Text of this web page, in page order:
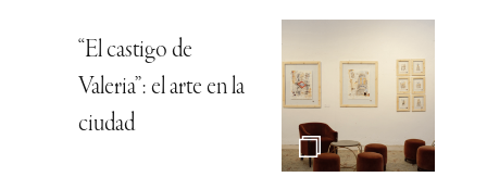
“El castigo de
Valeria”: el arte en la
ciudad